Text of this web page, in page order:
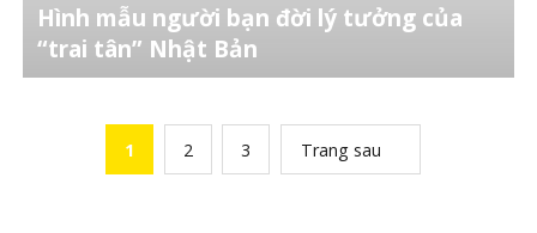
Hình mẫu người bạn đời lý tưởng của
“trai tân” Nhật Bản
1 2 3 Trang sau